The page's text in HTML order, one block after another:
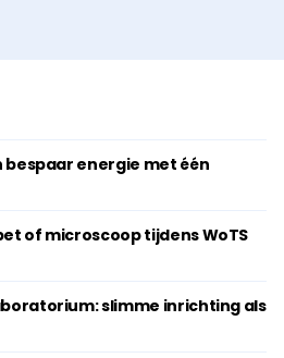
bespaar energie met één
of microscoop tijdens WoTS
slimme inrichting als